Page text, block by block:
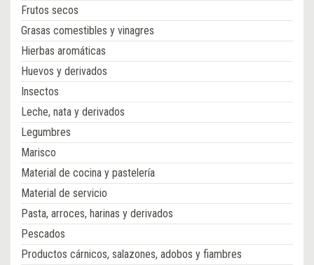
Frutos secos
Grasas comestibles y vinagres
Hierbas aromáticas
Huevos y derivados
Insectos
Leche, nata y derivados
Legumbres
Marisco
Material de cocina y pastelería
Material de servicio
Pasta, arroces, harinas y derivados
Pescados
Productos cárnicos, salazones, adobos y fiambres